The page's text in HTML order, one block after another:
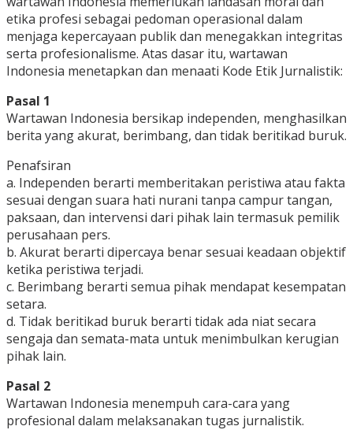
etika profesi sebagai pedoman operasional dalam
menjaga kepercayaan publik dan menegakkan integritas
serta profesionalisme. Atas dasar itu, wartawan
Indonesia menetapkan dan menaati Kode Etik Jurnalistik:
Pasal 1
Wartawan Indonesia bersikap independen, menghasilkan
berita yang akurat, berimbang, dan tidak beritikad buruk.
Penafsiran
a. Independen berarti memberitakan peristiwa atau fakta
sesuai dengan suara hati nurani tanpa campur tangan,
paksaan, dan intervensi dari pihak lain termasuk pemilik
perusahaan pers.
b. Akurat berarti dipercaya benar sesuai keadaan objektif
ketika peristiwa terjadi.
c. Berimbang berarti semua pihak mendapat kesempatan
setara.
d. Tidak beritikad buruk berarti tidak ada niat secara
sengaja dan semata-mata untuk menimbulkan kerugian
pihak lain.
Pasal 2
Wartawan Indonesia menempuh cara-cara yang
profesional dalam melaksanakan tugas jurnalistik.